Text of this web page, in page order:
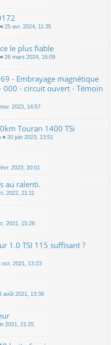
« 25 avr. 2024, 11:35
le plus fiable
« 26 mars 2024, 16:09
- Embrayage magnétique
000 - circuit ouvert - Témoin
2023, 14:57
Touran 1400 TSi
« 20 juin 2023, 13:51
2023, 20:01
au ralenti.
2022, 21:11
2021, 15:26
1.0 TSI 115 suffisant ?
oct. 2021, 13:23
août 2021, 13:36
2021, 21:25